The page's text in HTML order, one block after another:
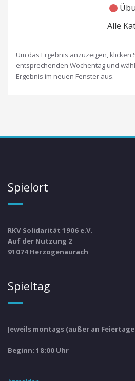
Alle
Um das Ergebnis anzuzeigen, klicken
entsprechenden Wochentag und
Ergebnis im neuen Fenster aus.
Spielort
RKV Solidarität 1906 e.V.
Auf der Nutzung 2
91074 Herzogenaurach
Spieltag
Jeweils montags (außer an
Beginn: 18:00 Uhr